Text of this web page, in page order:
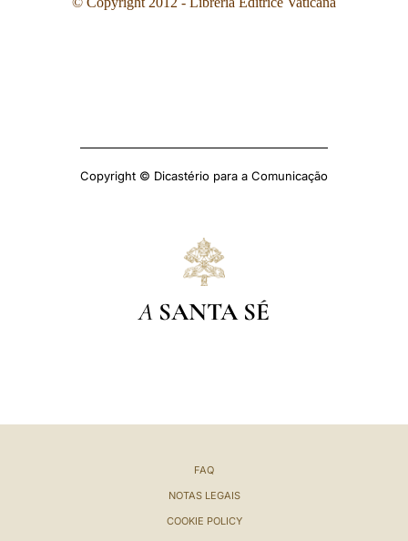
Copyright © Dicastério para a Comunicação
A SANTA SÉ
FAQ
NOTAS LEGAIS
COOKIE POLICY